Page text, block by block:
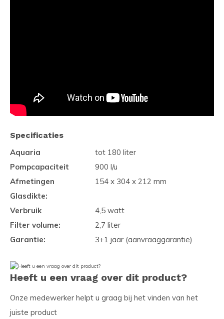
Specificaties
Aquaria
tot 180 liter
Pompcapaciteit
900 l/u
Afmetingen
154 x 304 x 212 mm
Glasdikte:
Verbruik
4,5 watt
Filter volume:
2,7 liter
Garantie:
3+1 jaar (aanvraaggarantie)
Heeft u een vraag over dit product?
Onze medewerker helpt u graag bij het vinden van het
juiste product